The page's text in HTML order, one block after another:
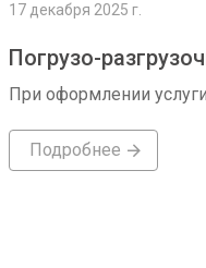
17 декабря 2025 г.
Погрузо-
При оформлении
Подробнее